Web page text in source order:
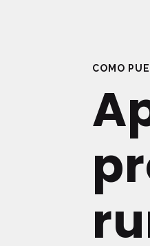
COMO